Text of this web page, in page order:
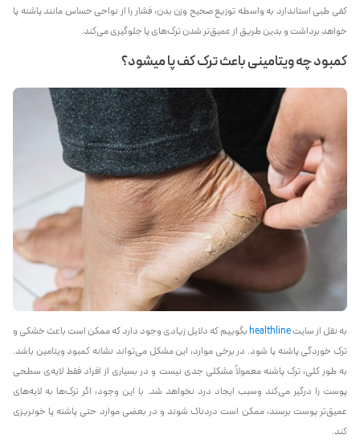
کفی طبی استاندارد به واسطه توزیع صحیح وزن بدن، فشار را از نواحی حساس مانند پاشنه پا
خواهد برداشت و بدین طریق از عمیق‌تر شدن ترک‌های پا جلوگیری می‌کند.
کمبود چه ویتامینی باعث ترک کف پا میشود؟
به نقل از سایتhealthlineبگوییم که دلایل زیادی وجود دارد که ممکن است باعث خشکی و
ترک خوردگی پاشنه پا شود. در برخی موارد، این مشکل می‌تواند نشانه کمبود ویتامین باشد.
به طور کلی، ترک پاشنه معمولاً مشکلی جدی‌ نیست و در بسیاری از افراد فقط لایه‌ی سطحی
پوست را درگیر می‌کند وسبب ایجاد درد نخواهد شد. با این وجود، اگر ترک‌ها به لایه‌های
عمیق‌تر پوست برسند، ممکن است دردناک شوند و در بعضی موارد حتی پاشنه پا خونریزی
کند.